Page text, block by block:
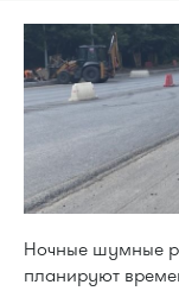
Ночные шумные
планируют